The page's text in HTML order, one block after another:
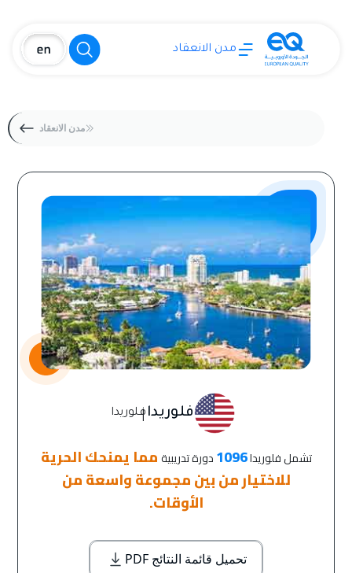
مدن الانعقاد
مدن الانعقاد
فلوريدا |
فلوريدا
تشمل فلوريدا1096دورة تدريبيةمما يمنحك الحرية
للاختيار من بين مجموعة واسعة من
الأوقات.
تحميل قائمة النتائج PDF